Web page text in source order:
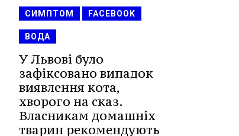
СИМПТОМ FACEBOOK
ВОДА
У Львові було
зафіксовано випадок
виявлення кота,
хворого на сказ.
Власникам домашніх
тварин рекомендують